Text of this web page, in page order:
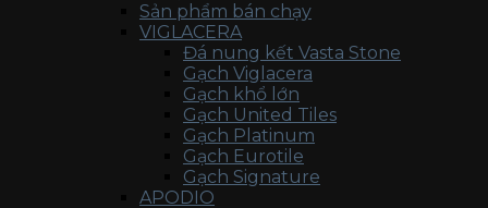
Sản phẩm bán chạy
VIGLACERA
Đá nung kết Vasta Stone
Gạch Viglacera
Gạch khổ lớn
Gạch United Tiles
Gạch Platinum
Gạch Eurotile
Gạch Signature
APODIO